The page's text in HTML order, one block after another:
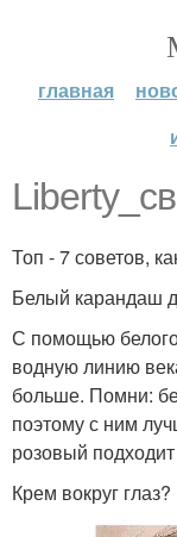
главная
Топ - 7 советов,
Белый карандаш
С помощью
водную линию
больше. Помни:
поэтому с ним
розовый
Крем вокруг глаз?